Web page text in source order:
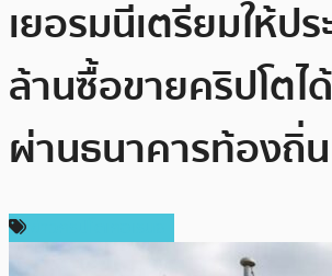
เยอรมนีเตรียมให้ป
ล้านซื้อขายคริปโตไ
ผ่านธนาคารท้องถิ่น